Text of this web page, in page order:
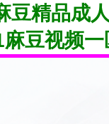
精品成
豆视频